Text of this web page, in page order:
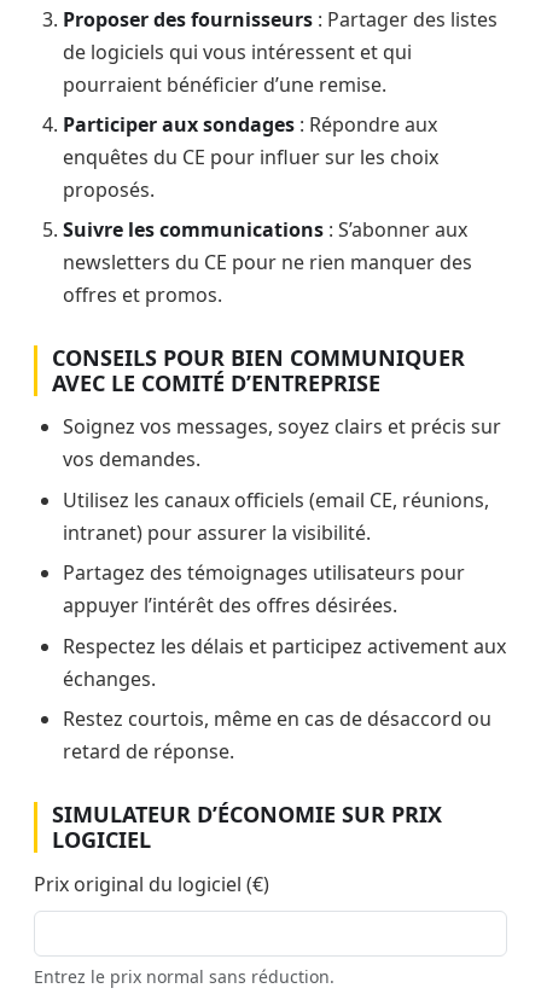
Proposer des fournisseurs : Partager des listes
de logiciels qui vous intéressent et qui
pourraient bénéficier d’une remise.
Participer aux sondages : Répondre aux
enquêtes du CE pour influer sur les choix
proposés.
Suivre les communications : S’abonner aux
newsletters du CE pour ne rien manquer des
offres et promos.
CONSEILS POUR BIEN COMMUNIQUER
AVEC LE COMITÉ D’ENTREPRISE
Soignez vos messages, soyez clairs et précis sur
vos demandes.
Utilisez les canaux officiels (email CE, réunions,
intranet) pour assurer la visibilité.
Partagez des témoignages utilisateurs pour
appuyer l’intérêt des offres désirées.
Respectez les délais et participez activement aux
échanges.
Restez courtois, même en cas de désaccord ou
retard de réponse.
SIMULATEUR D’ÉCONOMIE SUR PRIX
LOGICIEL
Prix original du logiciel (€)
Entrez le prix normal sans réduction.